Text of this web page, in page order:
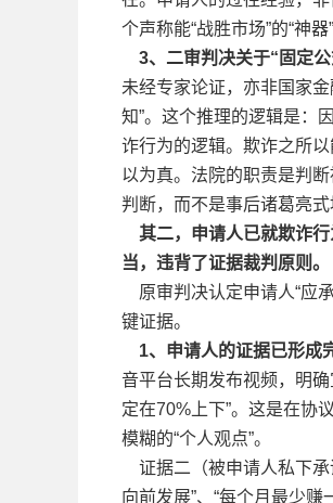
个声称能“战胜市场”的“神器
3、二审判决关于“固定
未经专家论证，亦非国家
知”。这个推理的逻辑是：
诈行为的逻辑。欺诈之所
以为真。法院的职责是判
判断，而不是事后诸葛亮式
其二，申请人已就欺诈
当，违背了证据裁判原则。
原审判决认定申请人“应
键证据。
1、申请人的证据已形成
音平台长期发布视频，明确
定在70%上下”。这是在协
模糊的“个人观点”。
证据二（被申请人私下承
向前发展”、“每个月最少